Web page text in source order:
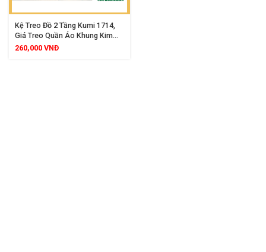
Kệ Treo Đồ 2 Tầng Kumi 1714,
Giá Treo Quần Áo Khung Kim
Loại, Đa Năng Cho Phòng Trọ
260,000 VNĐ